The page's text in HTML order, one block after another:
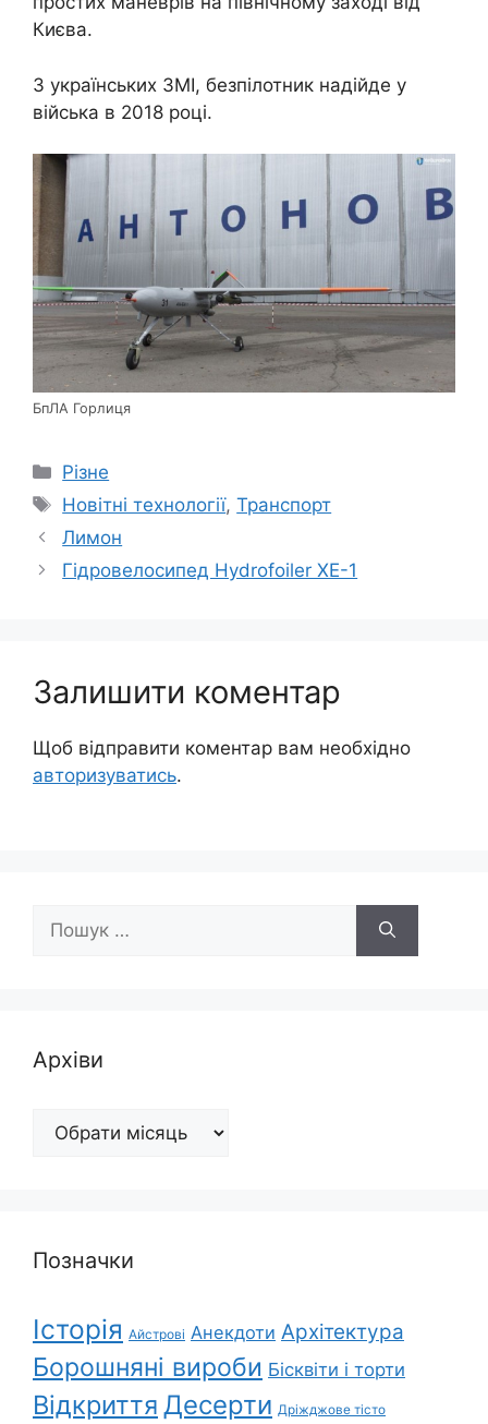
Києва.
З українських ЗМІ, безпілотник надійде у
війська в 2018 році.
БпЛА Горлиця
Категорії
Різне
Позначки
Новітні технології,Транспорт
Лимон
Гідровелосипед Hydrofoiler XE-1
Залишити коментар
Щоб відправити коментар вам необхідно
авторизуватись.
Архіви
Архіви
Позначки
Історія Айстрові Анекдоти Архітектура
Борошняні вироби Бісквіти і торти
Відкриття Десерти Дріжджове тісто